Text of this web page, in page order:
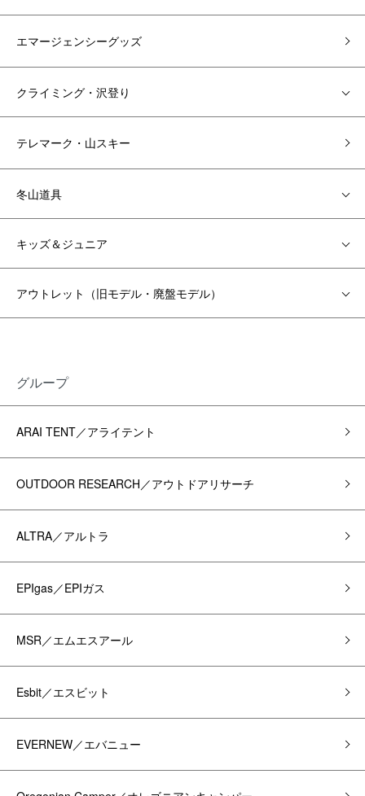
エマージェンシーグッズ
クライミング・沢登り
テレマーク・山スキー
冬山道具
キッズ＆ジュニア
アウトレット（旧モデル・廃盤モデル）
グループ
ARAI TENT／アライテント
OUTDOOR RESEARCH／アウトドアリサーチ
ALTRA／アルトラ
EPIgas／EPIガス
MSR／エムエスアール
Esbit／エスビット
EVERNEW／エバニュー